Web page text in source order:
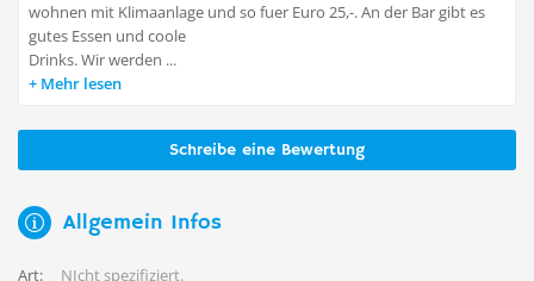
wohnen mit Klimaanlage und so fuer Euro 25,-. An der Bar gibt es
gutes Essen und coole
Drinks. Wir werden ...
Mehr lesen
Schreibe eine Bewertung
Allgemein Infos
Art: NIcht spezifiziert.